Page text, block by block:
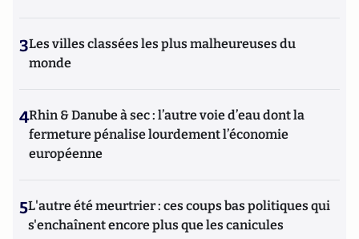
3Les villes classées les plus malheureuses du
monde
4Rhin & Danube à sec : l’autre voie d’eau dont la
fermeture pénalise lourdement l’économie
européenne
5L'autre été meurtrier : ces coups bas politiques qui
s'enchaînent encore plus que les canicules